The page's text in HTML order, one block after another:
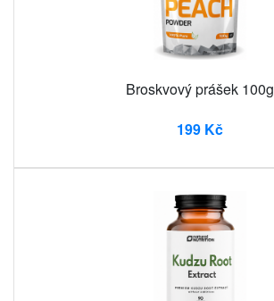
Broskvový prášek 100g
199 Kč